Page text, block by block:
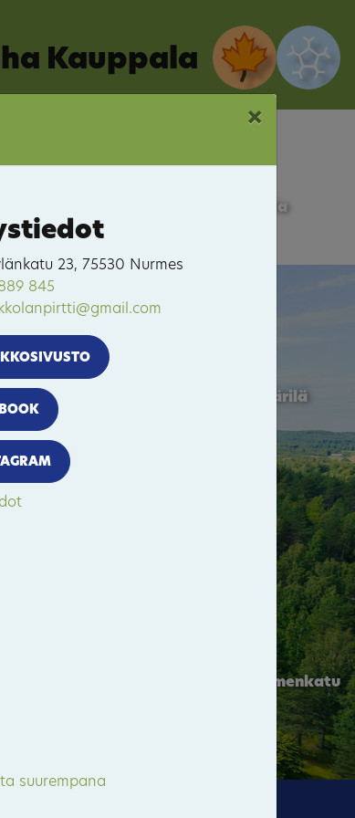
Kauppala
Vanha Kauppala
Itäkaupunki-Hyvärilä
Kuopiontie / Kynsiniemenkatu
×
23, 75530 Nurmes
845
suurempana